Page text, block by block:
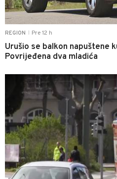
REGION Pre 12 h
Urušio se balkon napuštene
Povrijeđena dva mladića